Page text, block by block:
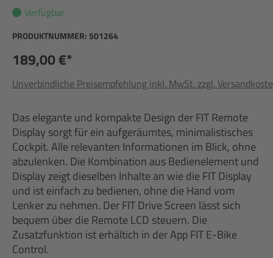
Verfügbar
PRODUKTNUMMER: 501264
189,00 €*
Unverbindliche Preisempfehlung inkl. MwSt. zzgl.
Das elegante und kompakte Design der FIT Remote
Display sorgt für ein aufgeräumtes, minimalistisches
Cockpit. Alle relevanten Informationen im Blick, ohne
abzulenken. Die Kombination aus Bedienelement und
Display zeigt dieselben Inhalte an wie die FIT Display
und ist einfach zu bedienen, ohne die Hand vom
Lenker zu nehmen. Der FIT Drive Screen lässt sich
bequem über die Remote LCD steuern. Die
Zusatzfunktion ist erhältich in der App FIT E-Bike
Control.